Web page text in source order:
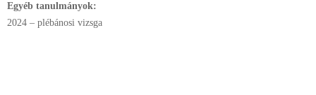
Egyéb tanulmányok:
2024 – plébánosi vizsga